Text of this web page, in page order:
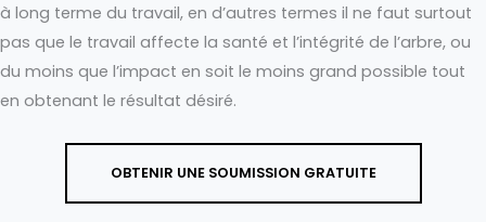
à long terme du travail, en d’autres termes il ne faut surtout
pas que le travail affecte la santé et l’intégrité de l’arbre, ou
du moins que l’impact en soit le moins grand possible tout
en obtenant le résultat désiré.
OBTENIR UNE SOUMISSION GRATUITE